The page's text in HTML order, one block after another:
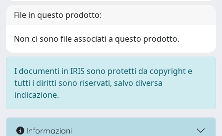
File in questo prodotto:
Non ci sono file associati a questo prodotto.
I documenti in IRIS sono protetti da copyright e
tutti i diritti sono riservati, salvo diversa
indicazione.
Informazioni